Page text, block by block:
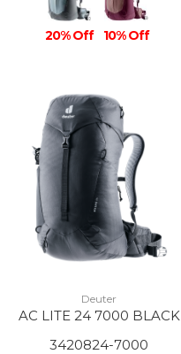
20% Off 10% Off
Deuter
AC LITE 24 7000 BLACK
3420824-7000